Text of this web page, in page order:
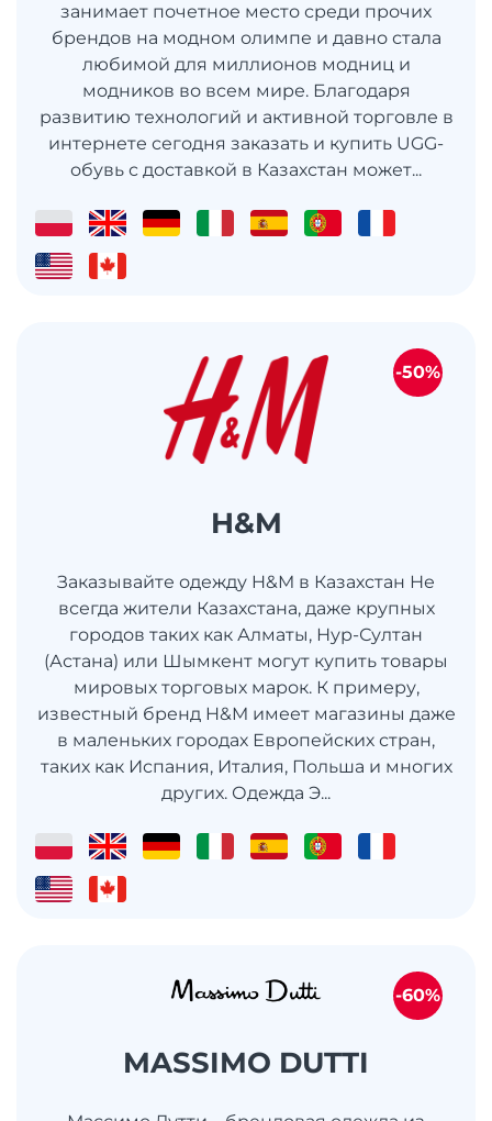
занимает почетное место среди прочих
брендов на модном олимпе и давно стала
любимой для миллионов модниц и
модников во всем мире. Благодаря
развитию технологий и активной торговле в
интернете сегодня заказать и купить UGG-
обувь с доставкой в Казахстан может...
H&M
Заказывайте одежду H&M в Казахстан Не
всегда жители Казахстана, даже крупных
городов таких как Алматы, Нур-Султан
(Астана) или Шымкент могут купить товары
мировых торговых марок. К примеру,
известный бренд H&M имеет магазины даже
в маленьких городах Европейских стран,
таких как Испания, Италия, Польша и многих
других. Одежда Э...
-50%
MASSIMO DUTTI
-60%